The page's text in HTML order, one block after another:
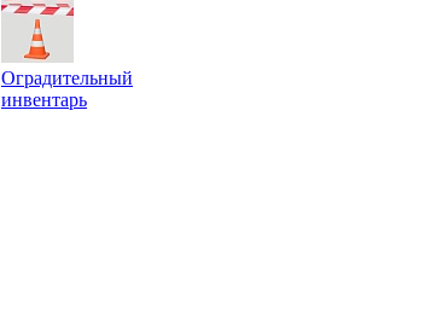
Оградительный
инвентарь